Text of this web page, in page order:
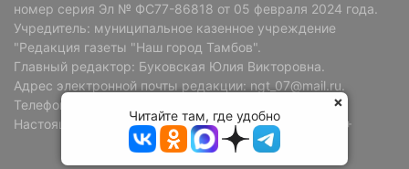
номер серия Эл № ФС77-86818 от 05 февраля 2024 года.
Учредитель: муниципальное казенное учреждение
"Редакция газеты "Наш город Тамбов".
Главный редактор: Буковская Юлия Викторовна.
Адрес электронной почты редакции: ngt_07@mail.ru.
Телефон редакции: +7 (4752) 72-69-37.
Настоящий ресурс может содержать материалы 18+
Читайте там, где удобно